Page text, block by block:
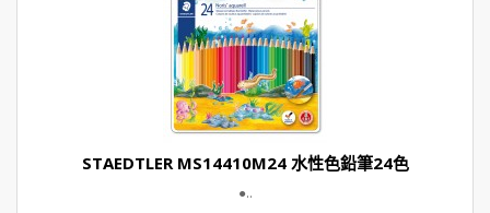
STAEDTLER MS14410M24 水性色鉛筆24色
●..